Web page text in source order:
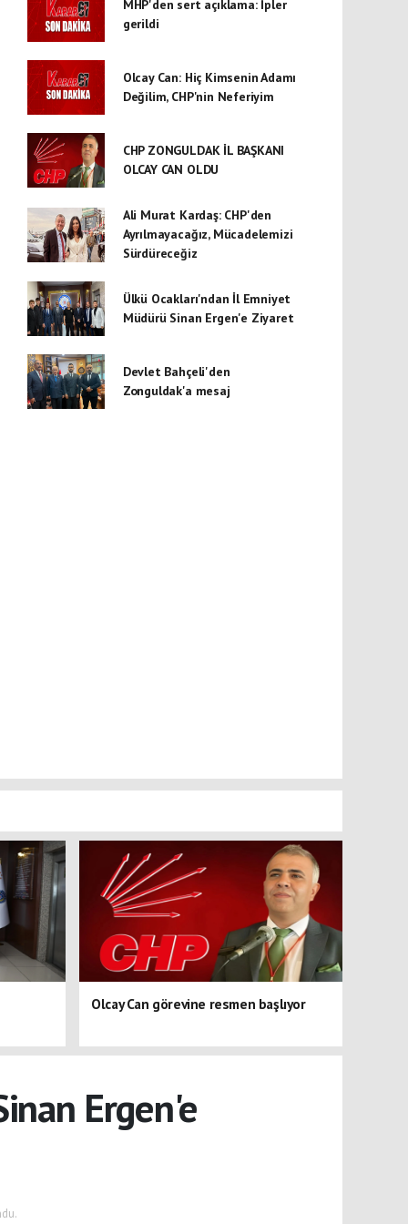
MHP'den sert açıklama: İpler
gerildi
Olcay Can: Hiç Kimsenin Adamı
Değilim, CHP'nin Neferiyim
CHP ZONGULDAK İL BAŞKANI
OLCAY CAN OLDU
Ali Murat Kardaş: CHP'den
Ayrılmayacağız, Mücadelemizi
Sürdüreceğiz
Ülkü Ocakları'ndan İl Emniyet
Müdürü Sinan Ergen'e Ziyaret
Devlet Bahçeli'den
Zonguldak'a mesaj
Olcay Can görevine resmen başlıyor
Ergen'e